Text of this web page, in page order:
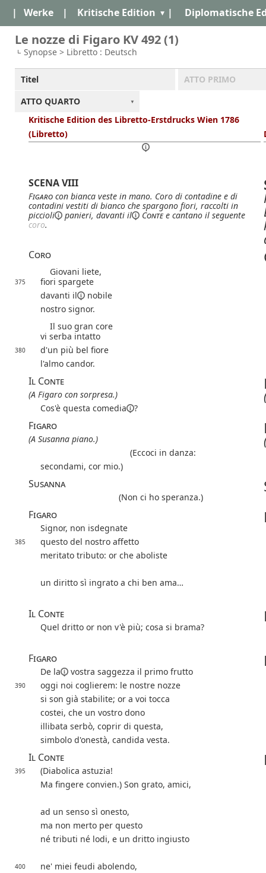
| Werke | Kritische Edition | Diplomatische
Le nozze di Figaro KV 492 (1)
Synopse > Libretto : Deutsch
Titel
ATTO PRIMO
ATTO QUARTO
Kritische Edition des Libretto-Erstdrucks Wien 1786
(Libretto)
SCENA VIII
Figaro con bianca veste in mano. Coro di contadine e di
contadini vestiti di bianco che spargono fiori, raccolti in
piccioli
panieri, davanti il Contee cantano il seguente
coro.
Coro
Giovani liete,
375
fiori spargete
davanti il
nobile
nostro signor.
Il suo gran core
vi serba intatto
380
d'un più bel fiore
l'almo candor.
Il Conte
(A Figaro con sorpresa.)
Cos'è questa comedia ?
Figaro
(A Susanna piano.)
(Eccoci in danza:
secondami, cor mio.)
Susanna
(Non ci ho speranza.)
Figaro
Signor, non isdegnate
385
questo del nostro affetto
meritato tributo: or che aboliste
un diritto sì ingrato a chi ben ama…
Il Conte
Quel dritto or non v'è più; cosa si brama?
Figaro
De la vostra saggezza il primo frutto
390
oggi noi coglierem: le nostre nozze
si son già stabilite; or a voi tocca
costei, che un vostro dono
illibata serbò, coprir di questa,
simbolo d'onestà, candida vesta.
Il Conte
395
(Diabolica astuzia!
Ma fingere convien.) Son grato, amici,
ad un senso sì onesto,
ma non merto per questo
né tributi né lodi, e un dritto ingiusto
400
ne' miei feudi abolendo,